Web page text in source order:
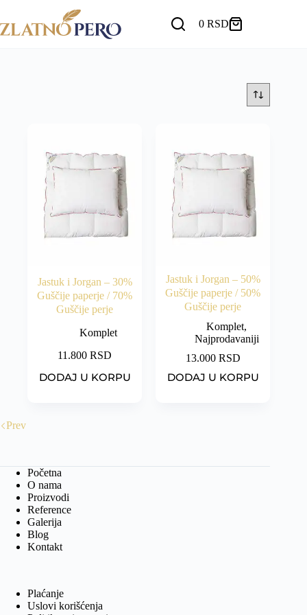
content
Korpa
0RSD
Jastuk i Jorgan – 30%
Guščije paperje / 70%
Guščije perje
Komplet
11.800RSD
DODAJ U KORPU
Jastuk i Jorgan – 50%
Guščije paperje / 50%
Guščije perje
Komplet,
Najprodavaniji
13.000 RSD
DODAJ U KORPU
Prev
Početna
O nama
Proizvodi
Reference
Galerija
Blog
Kontakt
Plaćanje
Uslovi korišćenja